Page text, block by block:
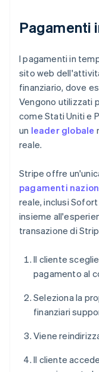
Pagamenti
I pagamenti in
sito web
finanziario, dove
Vengono utilizzati
come Stati Uniti e
un leader globale
reale.
Stripe offre
pagamenti
reale, inclusi
insieme
transazione di
Il cliente
pagamento al
Seleziona la
finanziari
Viene
Il cliente